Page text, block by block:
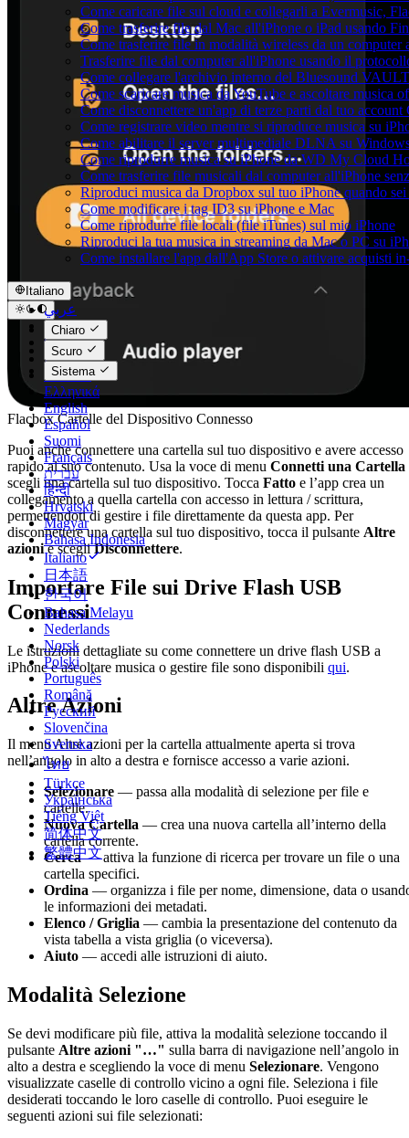
Come caricare file sul cloud e collegarli a Evermusic,
Come trasferire file dal Mac all'iPhone o iPad usando
Come trasferire file in modalità wireless da un
Trasferire file dal computer all'iPhone usando il
Come collegare l'archivio interno del Bluesound
Come scaricare musica da YouTube e ascoltare musica
Come disconnettere un'app di terze parti dal tuo account
Come registrare video mentre si riproduce musica su
Come abilitare il server multimediale DLNA su
Come riprodurre musica su iPhone da WD My Cloud
Come trasferire file musicali dal computer all'iPhone
Riproduci musica da Dropbox sul tuo iPhone quando
Come modificare i tag ID3 su iPhone e Mac
Come riprodurre file locali (file iTunes) sul mio iPhone
Riproduci la tua musica in streaming da Mac o PC su
Come installare l'app dall'App Store o attivare acquisti
Italiano
عربي
Català
Čeština
Dansk
Deutsch
Ελληνικά
English
Español
Suomi
Français
עברית
हिन्दी
Hrvatski
Magyar
Bahasa Indonesia
Italiano
日本語
한국어
Bahasa Melayu
Nederlands
Norsk
Polski
Português
Română
Русский
Slovenčina
Svenska
ไทย
Türkçe
Українська
Tiếng Việt
简体中文
繁體中文
Chiaro
Scuro
Sistema
Flacbox Cartelle del Dispositivo Connesso
Puoi anche connettere una cartella sul tuo dispositivo e avere accesso
rapido al suo contenuto. Usa la voce di menu Connetti una Cartella
scegli una cartella sul tuo dispositivo. Tocca Fatto e l’app crea un
collegamento a quella cartella con accesso in lettura / scrittura,
permettendoti di gestire i file direttamente da questa app. Per
disconnettere una cartella sul tuo dispositivo, tocca il pulsante Altre
azionie scegliDisconnettere.
Importare File sui Drive Flash USB
Connessi
Le istruzioni dettagliate su come connettere un drive flash USB a
iPhone e ascoltare musica o gestire file sono disponibili qui.
Altre Azioni
Il menu Altre azioni per la cartella attualmente aperta si trova
nell’angolo in alto a destra e fornisce accesso a varie azioni.
Selezionare — passa alla modalità di selezione per file e
cartelle.
Nuova Cartella — crea una nuova cartella all’interno della
cartella corrente.
Cerca— attiva la funzione di ricerca per trovare un file o una
cartella specifici.
Ordina — organizza i file per nome, dimensione, data o
le informazioni dei metadati.
Elenco / Griglia — cambia la presentazione del contenuto da
vista tabella a vista griglia (o viceversa).
Aiuto — accedi alle istruzioni di aiuto.
Modalità Selezione
Se devi modificare più file, attiva la modalità selezione toccando il
pulsante Altre azioni "…" sulla barra di navigazione nell’angolo in
alto a destra e scegliendo la voce di menu Selezionare. Vengono
visualizzate caselle di controllo vicino a ogni file. Seleziona i file
desiderati toccando le loro caselle di controllo. Puoi eseguire le
seguenti azioni sui file selezionati: